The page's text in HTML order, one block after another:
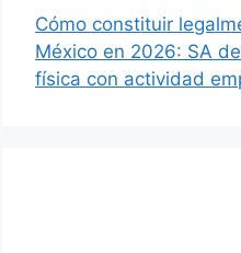
Cómo constituir
México en 2026: SA
física con actividad